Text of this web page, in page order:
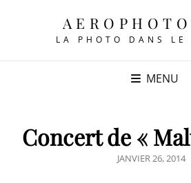
LA PHOTO DANS LE
MENU
Concert de «
POSTED
JANVIER 26, 2014